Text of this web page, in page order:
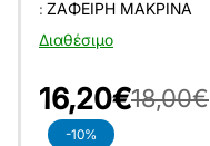
Διαθέσιμο
: ΖΑΦΕΊΡΗ ΜΑΚΡΊΝΑ
-10%
16,20€18,00€